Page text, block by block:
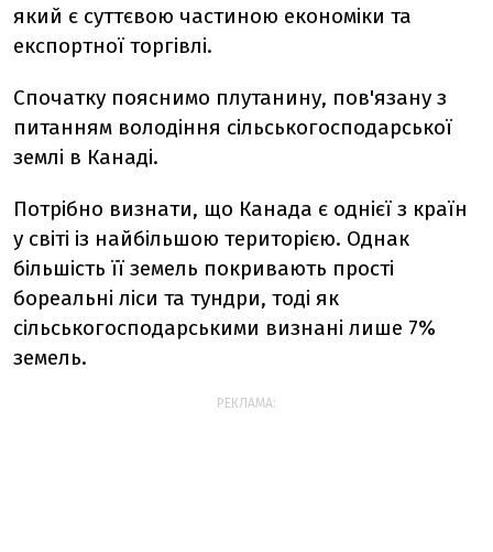
який є суттєвою частиною економіки та
експортної торгівлі.
Спочатку пояснимо плутанину, пов'язану з
питанням володіння сільськогосподарської
землі в Канаді.
Потрібно визнати, що Канада є однієї з країн
у світі із найбільшою територією. Однак
більшість її земель покривають прості
бореальні ліси та тундри, тоді як
сільськогосподарськими визнані лише 7%
земель.
РЕКЛАМА: